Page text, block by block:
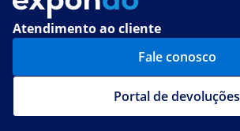
Atendimento ao cliente
Fale conosco
Portal de devoluções